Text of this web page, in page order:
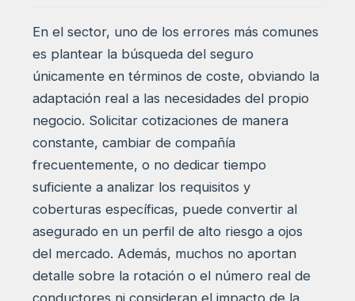
En el sector, uno de los errores más comunes
es plantear la búsqueda del seguro
únicamente en términos de coste, obviando la
adaptación real a las necesidades del propio
negocio. Solicitar cotizaciones de manera
constante, cambiar de compañía
frecuentemente, o no dedicar tiempo
suficiente a analizar los requisitos y
coberturas específicas, puede convertir al
asegurado en un perfil de alto riesgo a ojos
del mercado. Además, muchos no aportan
detalle sobre la rotación o el número real de
conductores ni consideran el impacto de la